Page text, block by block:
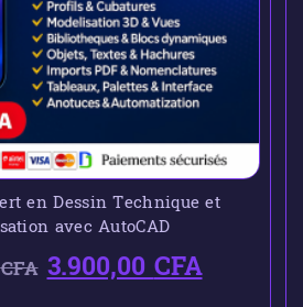
en Dessin Technique et
avec AutoCAD
CFA 3.900,00CFA